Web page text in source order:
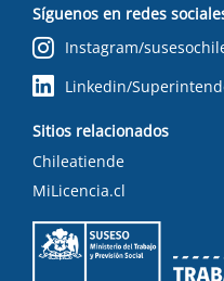
Síguenos en redes
Instagram/
Linkedin/
Sitios relacionados
Chileatiende
MiLicencia.cl